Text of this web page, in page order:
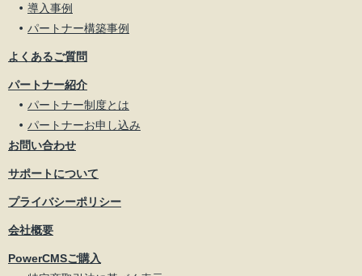
導入事例
パートナー構築事例
よくあるご質問
パートナー紹介
パートナー制度とは
パートナーお申し込み
お問い合わせ
サポートについて
プライバシーポリシー
会社概要
PowerCMSご購入